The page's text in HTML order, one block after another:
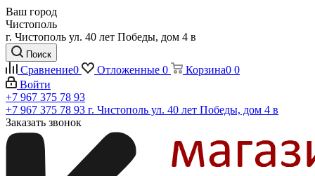
Ваш город
Чистополь
г. Чистополь ул. 40 лет Победы, дом 4 в
Поиск
Сравнение0 Отложенные 0 Корзина0 0
Войти
+7 967 375 78 93
+7 967 375 78 93 г. Чистополь ул. 40 лет Победы, дом 4 в
Заказать звонок